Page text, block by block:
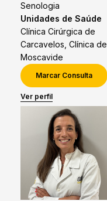
Senologia
Unidades de Saúde
Clínica Cirúrgica de
Carcavelos, Clínica de
Moscavide
Marcar Consulta
Ver perfil